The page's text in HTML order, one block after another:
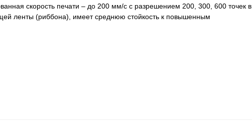
скорость печати – до 200 мм/с с разрешением 200, 300, 600 точек в
ленты (риббона), имеет среднюю стойкость к повышенным